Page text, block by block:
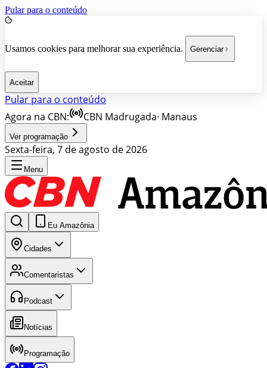
Pular para o conteúdo
Usamos cookies para melhorar sua experiência. Gerenciar
Aceitar
Pular para o conteúdo
Agora na CBN:
CBN Madrugada· Manaus
Ver programação
Sexta-feira, 7 de agosto de 2026
Menu
Eu Amazônia
Cidades
Comentaristas
Podcast
Notícias
Programação